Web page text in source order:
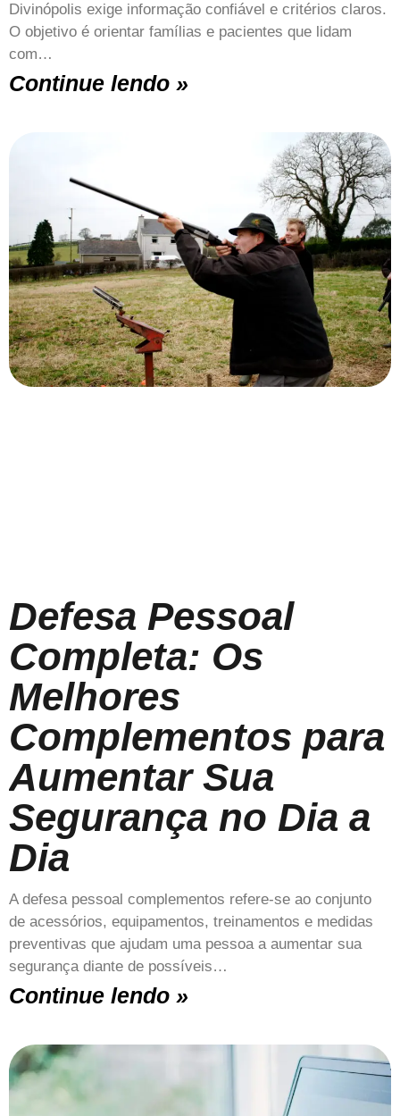
Divinópolis exige informação confiável e critérios claros.
O objetivo é orientar famílias e pacientes que lidam
com…
Continue lendo »
Defesa Pessoal
Completa: Os
Melhores
Complementos para
Aumentar Sua
Segurança no Dia a
Dia
A defesa pessoal complementos refere-se ao conjunto
de acessórios, equipamentos, treinamentos e medidas
preventivas que ajudam uma pessoa a aumentar sua
segurança diante de possíveis…
Continue lendo »